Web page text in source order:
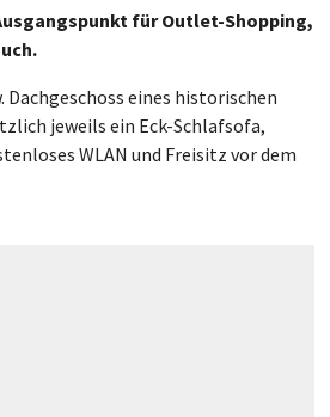
für Outlet-Shopping,
eines historischen
jeweils ein Eck-Schlafsofa,
WLAN und Freisitz vor dem